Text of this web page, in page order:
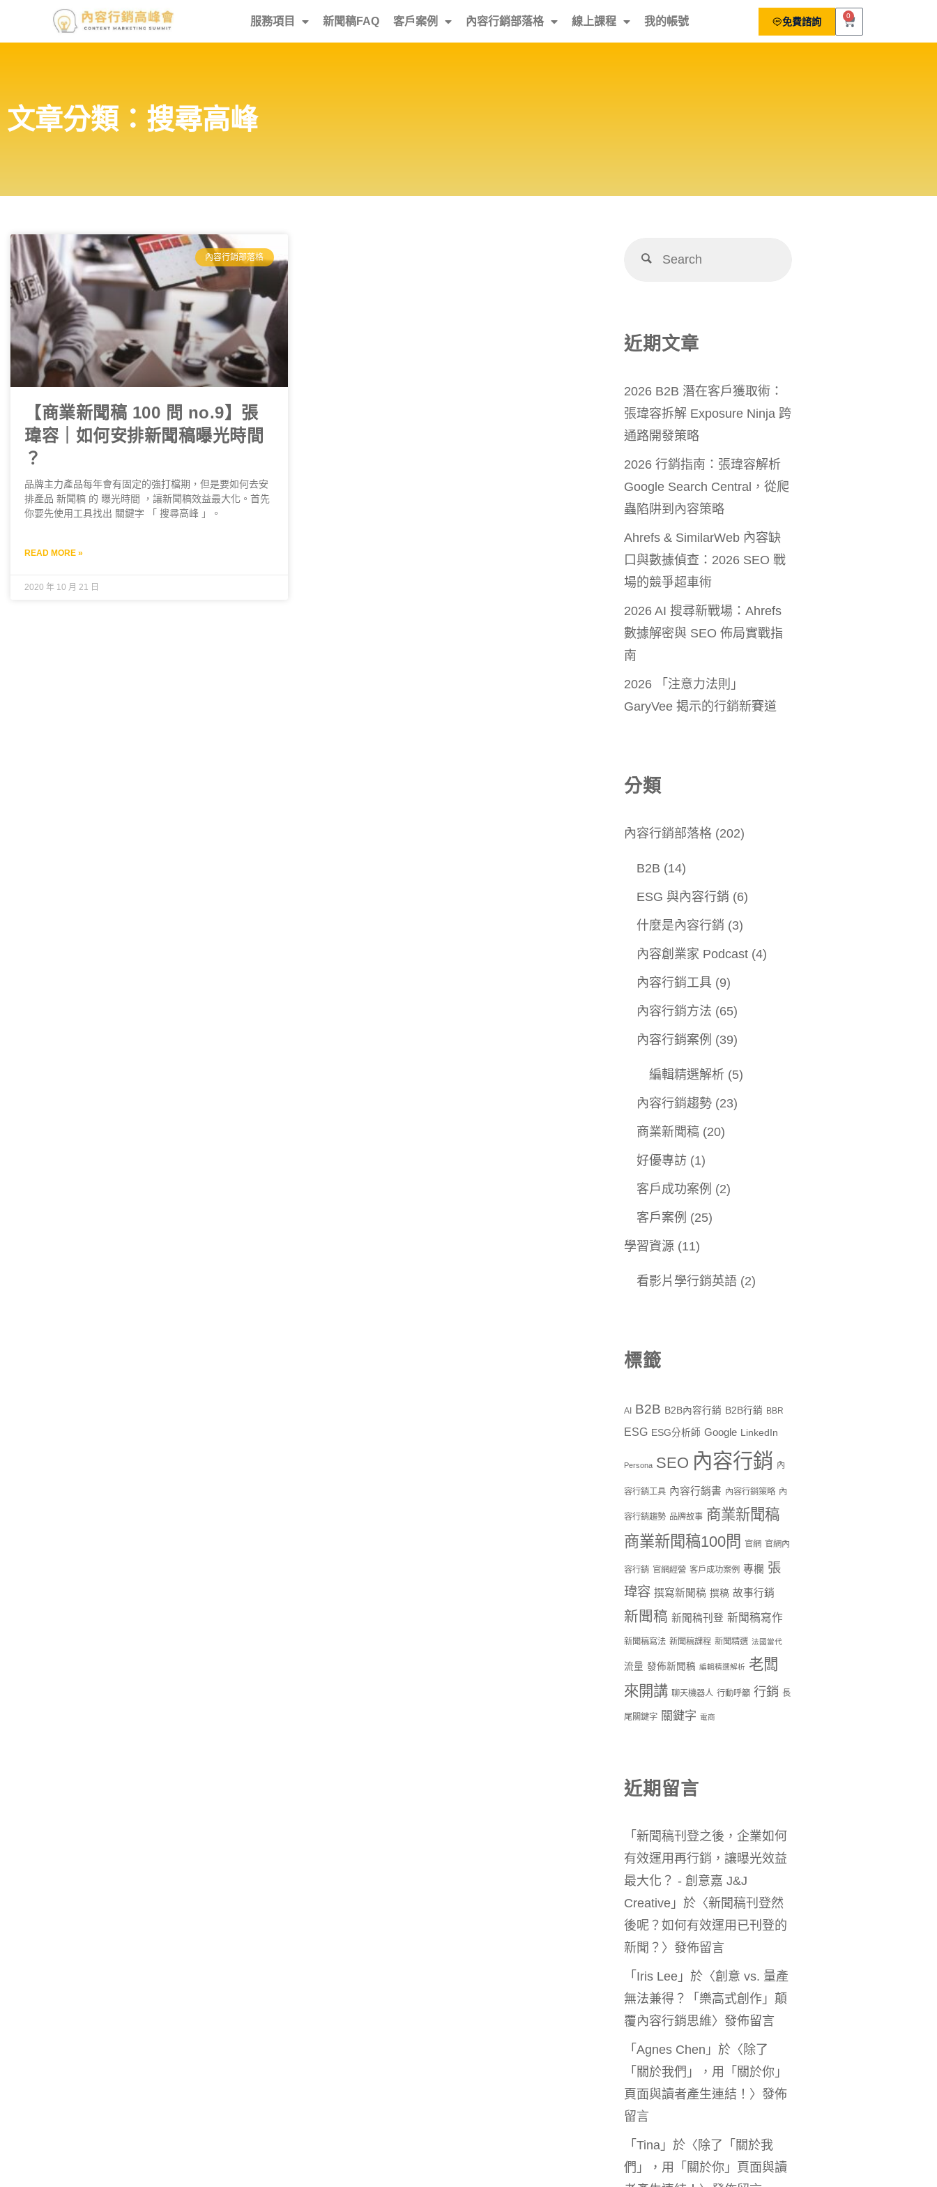
服務項目 新聞稿FAQ 客戶案例 內容行銷部落格 線上課程 我的帳號 免費諮詢
0
文章分類：搜尋高峰
內容行銷部落格
【商業新聞稿 100 問 no.9】張
瑋容｜如何安排新聞稿曝光時間
？
品牌主力產品每年會有固定的強打檔期，但是要如何去安
排產品 新聞稿 的 曝光時間 ，讓新聞稿效益最大化。首先
你要先使用工具找出 關鍵字 「 搜尋高峰 」。
READ MORE »
2020 年 10 月 21 日
近期文章
2026 B2B 潛在客戶獲取術：
張瑋容拆解 Exposure Ninja 跨
通路開發策略
2026 行銷指南：張瑋容解析
Google Search Central，從爬
蟲陷阱到內容策略
Ahrefs & SimilarWeb 內容缺
口與數據偵查：2026 SEO 戰
場的競爭超車術
2026 AI 搜尋新戰場：Ahrefs
數據解密與 SEO 佈局實戰指
南
2026 「注意力法則」
GaryVee 揭示的行銷新賽道
分類
內容行銷部落格 (202)
B2B (14)
ESG 與內容行銷 (6)
什麼是內容行銷 (3)
內容創業家 Podcast (4)
內容行銷工具 (9)
內容行銷方法 (65)
內容行銷案例 (39)
編輯精選解析 (5)
內容行銷趨勢 (23)
商業新聞稿 (20)
好優專訪 (1)
客戶成功案例 (2)
客戶案例 (25)
學習資源 (11)
看影片學行銷英語 (2)
標籤
AI B2B B2B內容行銷 B2B行銷 BBR
ESG ESG分析師 Google LinkedIn
Persona SEO 內容行銷 內
容行銷工具 內容行銷書 內容行銷策略 內
容行銷趨勢 品牌故事 商業新聞稿
商業新聞稿100問 官網 官網內
容行銷 官網經營 客戶成功案例 專欄 張
瑋容 撰寫新聞稿 撰稿 故事行銷
新聞稿 新聞稿刊登 新聞稿寫作
新聞稿寫法 新聞稿課程 新聞精選 法國當代
流量 發佈新聞稿 編輯精選解析 老闆
來開講 聊天機器人 行動呼籲 行銷 長
尾關鍵字 關鍵字 電商
近期留言
「 新聞稿刊登之後，企業如何
有效運用再行銷，讓曝光效益
最大化？ - 創意嘉 J&J
Creative 」於〈新聞稿刊登然
後呢？如何有效運用已刊登的
新聞？ 〉發佈留言
「 Iris Lee 」於〈創意 vs. 量產
無法兼得？「樂高式創作」顛
覆內容行銷思維〉發佈留言
「 Agnes Chen 」於〈 除了
「關於我們」，用「關於你」
頁面與讀者產生連結！ 〉發佈
留言
「 Tina 」於〈 除了「關於我
們」，用「關於你」頁面與讀